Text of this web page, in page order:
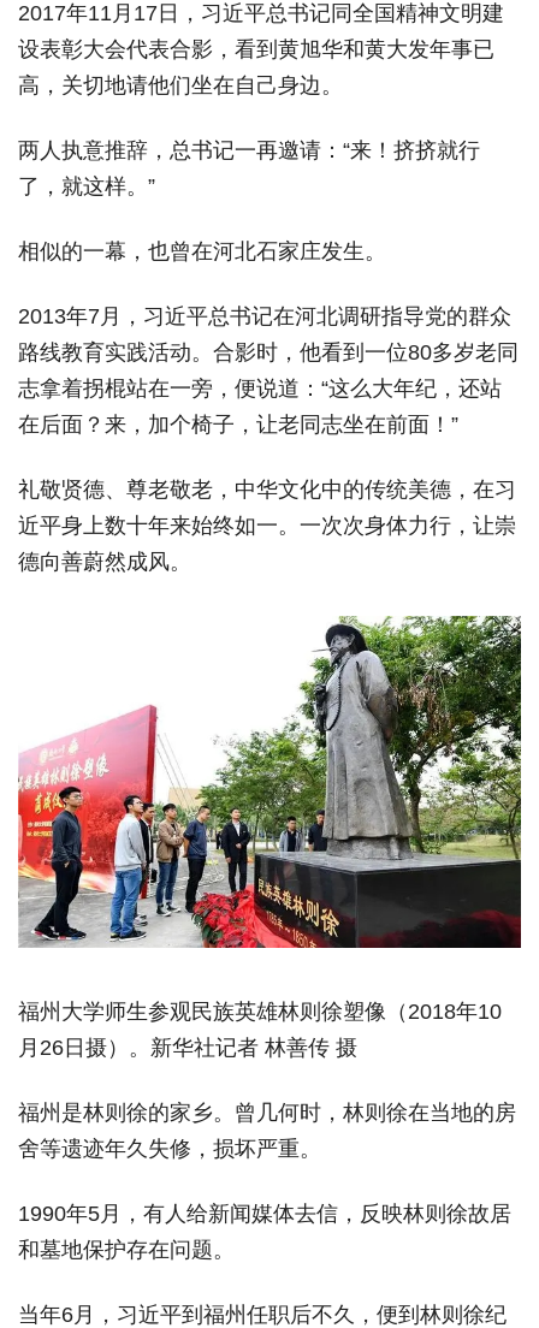
2017年11月17日，习近平总书记同全国精神文明建
设表彰大会代表合影，看到黄旭华和黄大发年事已
高，关切地请他们坐在自己身边。
两人执意推辞，总书记一再邀请：“来！挤挤就行
了，就这样。”
相似的一幕，也曾在河北石家庄发生。
2013年7月，习近平总书记在河北调研指导党的群众
路线教育实践活动。合影时，他看到一位80多岁老同
志拿着拐棍站在一旁，便说道：“这么大年纪，还站
在后面？来，加个椅子，让老同志坐在前面！”
礼敬贤德、尊老敬老，中华文化中的传统美德，在习
近平身上数十年来始终如一。一次次身体力行，让崇
德向善蔚然成风。
福州大学师生参观民族英雄林则徐塑像（2018年10
月26日摄）。新华社记者 林善传 摄
福州是林则徐的家乡。曾几何时，林则徐在当地的房
舍等遗迹年久失修，损坏严重。
1990年5月，有人给新闻媒体去信，反映林则徐故居
和墓地保护存在问题。
当年6月，习近平到福州任职后不久，便到林则徐纪